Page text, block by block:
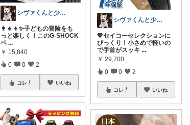
シヴァくんと少佐のROOM
👩‍👧‍👦✨子どもの冒険をも
っと楽しく！このG-SHOCK
ベ ...
￥ 15,840
0 0 2
コレ いいね
シヴァくんと少佐のROOM
💖セイコーセレクションに
びっくり！小さめで軽いの
で手首がスッキ ...
￥ 29,700
0 0 2
コレ いいね